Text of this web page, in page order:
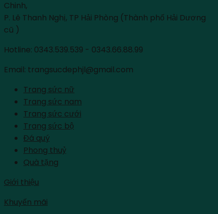
Chinh,
P. Lê Thanh Nghị, TP Hải Phòng (Thành phố Hải Dương
cũ )
Hotline: 0343.539.539 - 0343.66.88.99
Email: trangsucdephjl@gmail.com
Trang sức nữ
Trang sức nam
Trang sức cưới
Trang sức bộ
Đá quý
Phong thuỷ
Quà tặng
Giới thiệu
Khuyến mãi